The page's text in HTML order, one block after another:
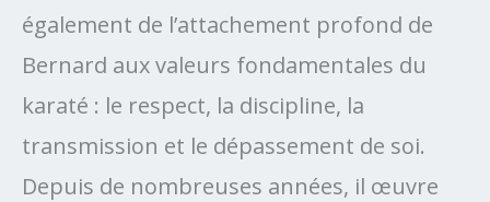
également de l’attachement profond de
Bernard aux valeurs fondamentales du
karaté : le respect, la discipline, la
transmission et le dépassement de soi.
Depuis de nombreuses années, il œuvre